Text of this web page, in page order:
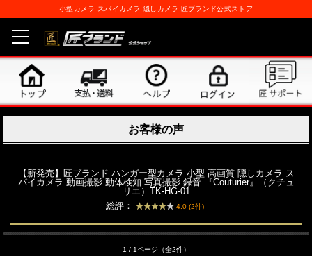
小型カメラ スパイカメラ 隠しカメラ 匠ブランド公式ストア
お客様の声
【新発売】匠ブランド ハンガー型カメラ 小型 高画質 隠しカメラ ス
パイカメラ 動画撮影 動体検知 写真撮影 録音 『Couturier』（クチュ
リエ）TK-HG-01
総評：
4.0 (2件)
1 / 1ページ（全2件）